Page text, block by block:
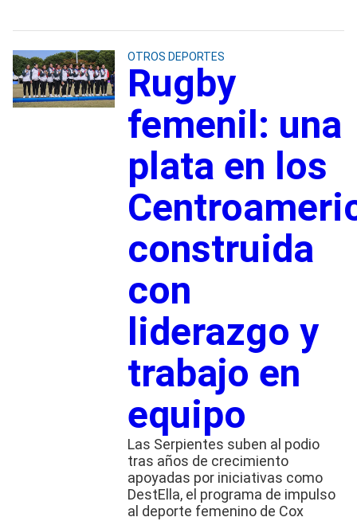
OTROS DEPORTES
Rugby
femenil: una
plata en los
construida
con
liderazgo y
trabajo en
equipo
Las Serpientes suben al podio
tras años de crecimiento
apoyadas por iniciativas como
DestElla, el programa de impulso
al deporte femenino de Cox